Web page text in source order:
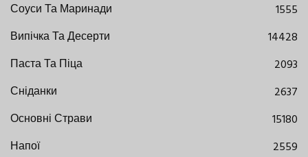
Соуси Та Маринади
1555
Випічка Та Десерти
14428
Паста Та Піца
2093
Сніданки
2637
Основні Страви
15180
Напої
2559